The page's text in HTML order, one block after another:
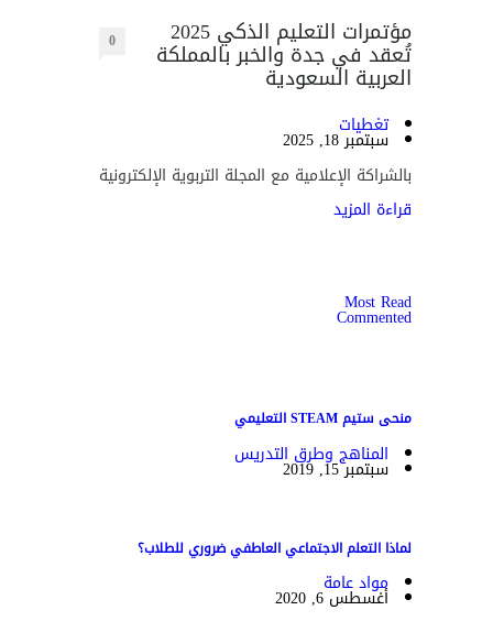
مؤتمرات التعليم الذكي 2025
تُعقد في جدة والخبر بالمملكة
العربية السعودية
0
تغطيات
سبتمبر 18, 2025
بالشراكة الإعلامية مع المجلة التربوية الإلكترونية
قراءة المزيد
Most Read
Commented
منحى ستيم STEAM التعليمي
المناهج وطرق التدريس
سبتمبر 15, 2019
لماذا التعلم الاجتماعي العاطفي ضروري للطلاب؟
مواد عامة
أغسطس 6, 2020